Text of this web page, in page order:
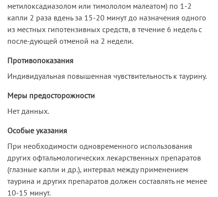
метилоксадиазолом или тимололом малеатом) по 1-2
капли 2 раза вдень за 15-20 минут до назначения одного
из местных гипотензивных средств, в течение 6 недель с
после-дующей отменой на 2 недели.
Противопоказания
Индивидуальная повышенная чувствительность к таурину.
Меры предосторожности
Нет данных.
Особые указания
При необходимости одновременного использования
других офтальмологических лекарственных препаратов
(глазные капли и др.), интервал между применением
таурина и других препаратов должен составлять не менее
10-15 минут.